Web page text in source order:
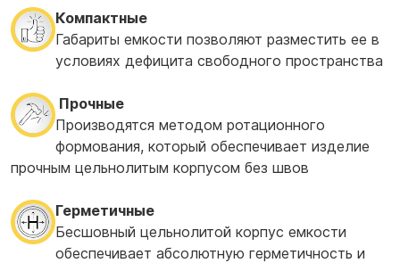
Компактные
Габариты емкости позволяют разместить ее в
условиях дефицита свободного пространства
Прочные
Производятся методом ротационного
формования, который обеспечивает изделие
прочным цельнолитым корпусом без швов
Герметичные
Бесшовный цельнолитой корпус емкости
обеспечивает абсолютную герметичность и